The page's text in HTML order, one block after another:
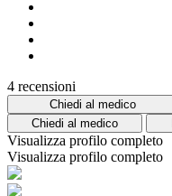
4 recensioni
Chiedi al medico
Chiedi al medico
Visualizza profilo completo
Visualizza profilo completo